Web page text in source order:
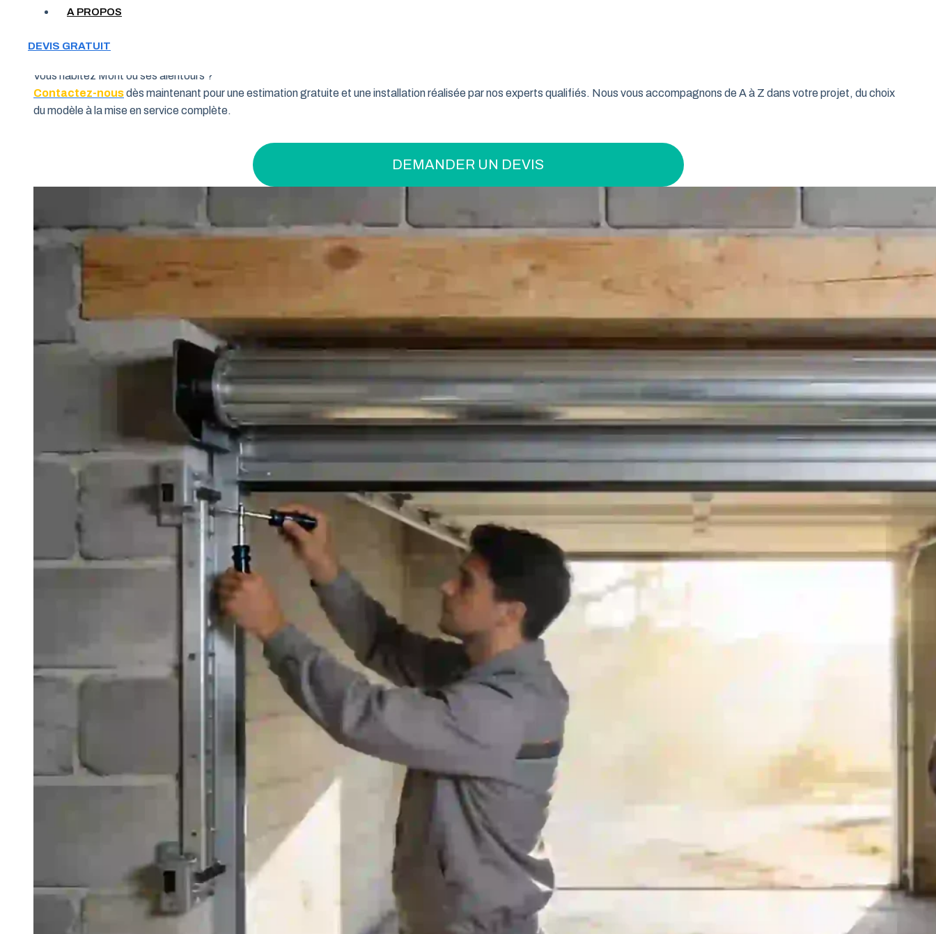
A PROPOS
DEVIS GRATUIT
Votre garage manque de place et vous cherchez une solution pratique pour optimiser votre espace ? La porte de garage enroulable est la réponse idéale pour les propriétaires qui
pourquoi de nombreux habitants de la région Nouvelle-Aquitaine font confiance à ce type de porte pour sécuriser leur garage tout en gardant un espace maximal à l’intérieur.
Vous habitez Mont ou ses alentours ?
Contactez-nousdès maintenant pour une estimation gratuite et une installation réalisée par nos experts qualifiés. Nous vous accompagnons de A à Z dans votre projet, du choix
du modèle à la mise en service complète.
DEMANDER UN DEVIS